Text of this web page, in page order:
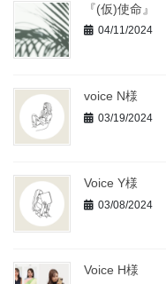
『(仮)使命』
04/11/2024
voice N様
03/19/2024
Voice Y様
03/08/2024
Voice H様